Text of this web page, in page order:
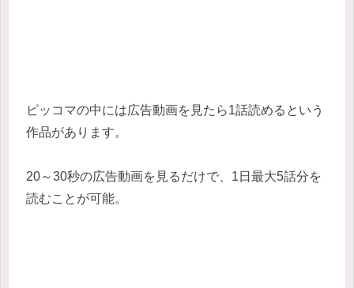
ピッコマの中には広告動画を見たら1話読めるという
作品があります。
20～30秒の広告動画を見るだけで、1日最大5話分を
読むことが可能。